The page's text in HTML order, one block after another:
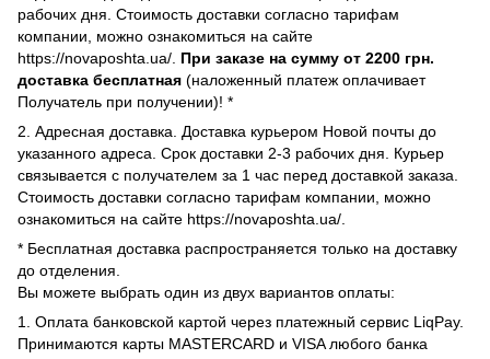
рабочих дня. Стоимость доставки согласно тарифам
компании, можно ознакомиться на сайте
https://novaposhta.ua/. При заказе на сумму от 2200 грн.
доставка бесплатная (наложенный платеж оплачивает
Получатель при получении)! *
2. Адресная доставка. Доставка курьером Новой почты до
указанного адреса. Срок доставки 2-3 рабочих дня. Курьер
связывается с получателем за 1 час перед доставкой заказа.
Стоимость доставки согласно тарифам компании, можно
ознакомиться на сайте https://novaposhta.ua/.
* Бесплатная доставка распространяется только на доставку
до отделения.
Вы можете выбрать один из двух вариантов оплаты:
1. Оплата банковской картой через платежный сервис LiqPay.
Принимаются карты MASTERCARD и VISA любого банка